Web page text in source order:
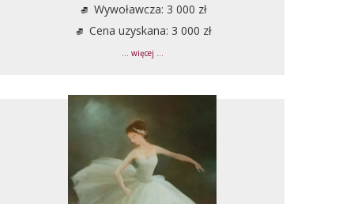
Wywoławcza: 3 000 zł
Cena uzyskana: 3 000 zł
... więcej ...